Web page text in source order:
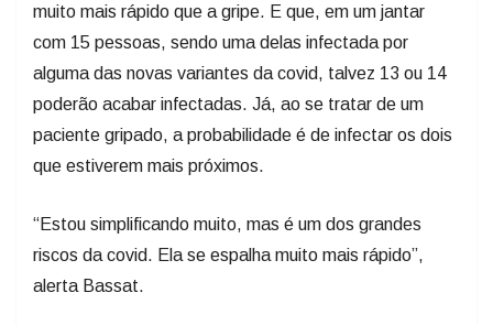
muito mais rápido que a gripe. E que, em um jantar
com 15 pessoas, sendo uma delas infectada por
alguma das novas variantes da covid, talvez 13 ou 14
poderão acabar infectadas. Já, ao se tratar de um
paciente gripado, a probabilidade é de infectar os dois
que estiverem mais próximos.
“Estou simplificando muito, mas é um dos grandes
riscos da covid. Ela se espalha muito mais rápido”,
alerta Bassat.